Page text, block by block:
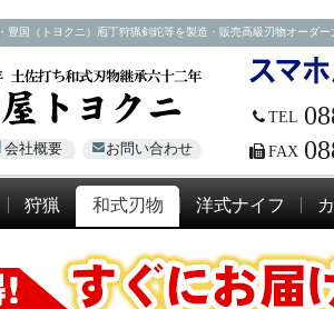
豊国（トヨクニ）庖丁狩猟剣鉈等を製造・販売高級刃物オーダ
会社概要 お問い合わせ
TEL
FAX
狩猟 和式刃物 洋式ナイフ